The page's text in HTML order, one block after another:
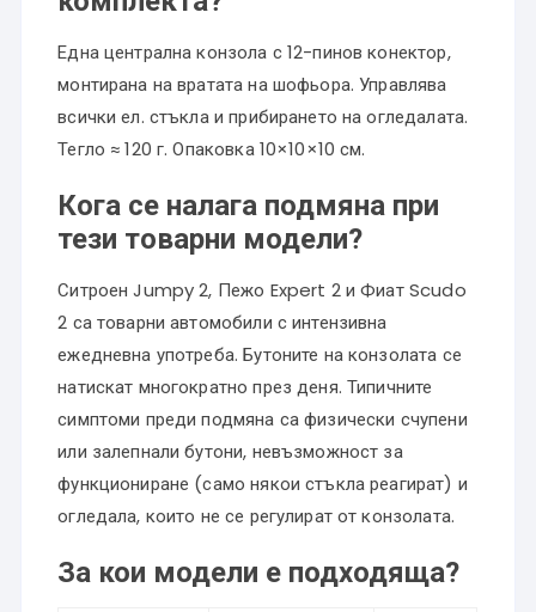
Една централна конзола с 12-пинов конектор,
монтирана на вратата на шофьора. Управлява
всички ел. стъкла и прибирането на огледалата.
Тегло ≈ 120 г. Опаковка 10×10×10 см.
Кога се налага подмяна при
тези товарни модели?
Ситроен Jumpy 2, Пежо Expert 2 и Фиат Scudo
2 са товарни автомобили с интензивна
ежедневна употреба. Бутоните на конзолата се
натискат многократно през деня. Типичните
симптоми преди подмяна са физически счупени
или залепнали бутони, невъзможност за
функциониране (само някои стъкла реагират) и
огледала, които не се регулират от конзолата.
За кои модели е подходяща?